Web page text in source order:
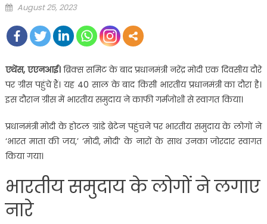
Posted
August 25, 2023
एथेंस, एएनआई। ब्रिक्स समिट के बाद प्रधानमंत्री नरेंद्र मोदी एक दिवसीय दौरे
पर ग्रीस पहुंचे हैं। यह 40 साल के बाद किसी भारतीय प्रधानमंत्री का दौरा है।
इस दौरान ग्रीस में भारतीय समुदाय ने काफी गर्मजोशी से स्वागत किया।
प्रधानमंत्री मोदी के होटल ग्रांडे ब्रेटेन पहुंचने पर भारतीय समुदाय के लोगों ने
‘भारत माता की जय,’ ‘मोदी, मोदी’ के नारों के साथ उनका जोरदार स्वागत
किया गया।
भारतीय समुदाय के लोगों ने लगाए
नारे